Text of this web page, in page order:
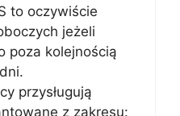
to oczywiście
jeżeli
poza kolejnością
przysługują
z zakresu: